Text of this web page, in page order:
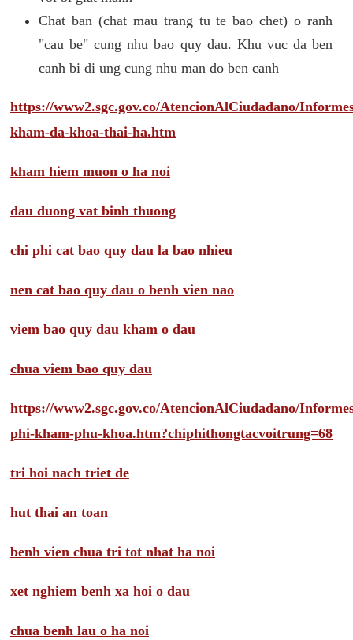
Chat ban (chat mau trang tu te bao chet) o ranh
"cau be" cung nhu bao quy dau. Khu vuc da ben
canh bi di ung cung nhu man do ben canh
https://www2.sgc.gov.co/AtencionAlCiudadano/
kham-da-khoa-thai-ha.htm
kham hiem muon o ha noi
dau duong vat binh thuong
chi phi cat bao quy dau la bao nhieu
nen cat bao quy dau o benh vien nao
viem bao quy dau kham o dau
chua viem bao quy dau
https://www2.sgc.gov.co/AtencionAlCiudadano/
phi-kham-phu-khoa.htm?chiphithongtacvoitrung=68
tri hoi nach triet de
hut thai an toan
benh vien chua tri tot nhat ha noi
xet nghiem benh xa hoi o dau
chua benh lau o ha noi